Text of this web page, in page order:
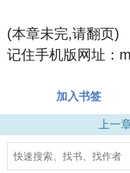
(本章未完,请翻页)
记住手机版网址：
加入书签
上一